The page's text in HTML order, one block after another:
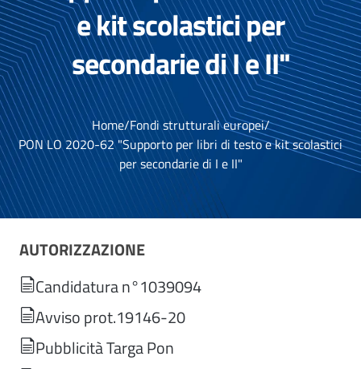
e kit scolastici per
secondarie di I e II"
Home/Fondi strutturali europei/
PON LO 2020-62 "Supporto per libri di testo e kit scolastici
per secondarie di I e II"
AUTORIZZAZIONE
Candidatura n°1039094
Avviso prot.19146-20
Pubblicità Targa Pon